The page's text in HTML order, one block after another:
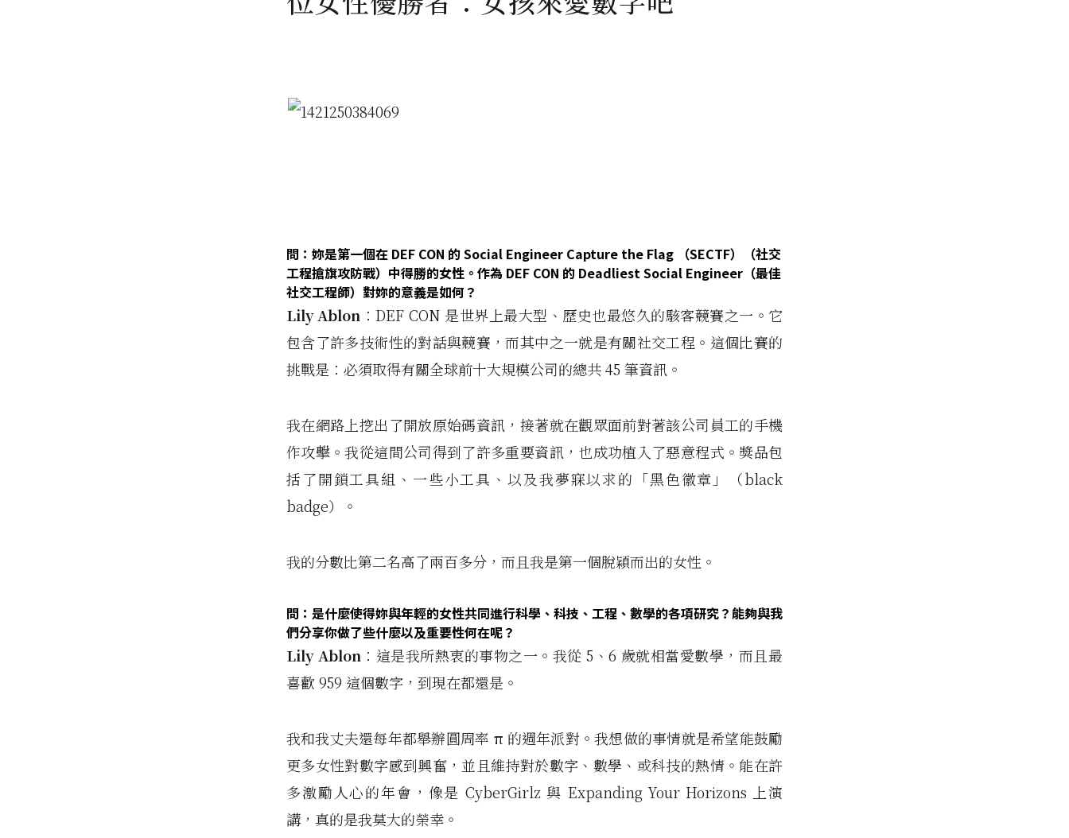
問：妳是第一個在 DEF CON 的 Social Engineer Capture the Flag （SECTF）（社交
工程搶旗攻防戰）中得勝的女性。 作為 DEF CON 的 Deadliest Social Engineer（最佳
社交工程師）對妳的意義是如何？
Lily Ablon ：DEF CON 是世界上最大型、歷史也最悠久的駭客競賽之一。它
包含了許多技術性的對話與競賽，而其中之一就是有關社交工程。這個比賽的
挑戰是：必須取得有關全球前十大規模公司的總共 45 筆資訊。
我在網路上挖出了開放原始碼資訊，接著就在觀眾面前對著該公司員工的手機
作攻擊。我從這間公司得到了許多重要資訊，也成功植入了惡意程式。獎品包
括了開鎖工具組、一些小工具、以及我夢寐以求的「黑色徽章」（black
badge）。
我的分數比第二名高了兩百多分，而且我是第一個脫穎而出的女性。
問：是什麼使得妳與年輕的女性共同進行科學、科技、工程、數學的各項研究？能夠與我
們分享你做了些什麼以及重要性何在呢？
Lily Ablon ：這是我所熱衷的事物之一。我從 5、6 歲就相當愛數學，而且最
喜歡 959 這個數字，到現在都還是。
我和我丈夫還每年都舉辦圓周率 π 的週年派對。我想做的事情就是希望能鼓勵
更多女性對數字感到興奮，並且維持對於數字、數學、或科技的熱情。能在許
多激勵人心的年會，像是 CyberGirlz 與 Expanding Your Horizons 上演
講，真的是我莫大的榮幸。